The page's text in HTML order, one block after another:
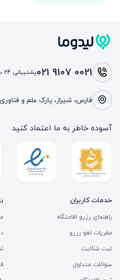
خدمات کاربران
راهنمای رزرو اقامتگاه
مقررات لغو رزرو
ثبت شکایت
سوالات متداول
021 9107 0021پشتیبانی 24 ساعته
فارس، شیراز، پارک علم و
آسوده خاطر به ما اعتماد کنید